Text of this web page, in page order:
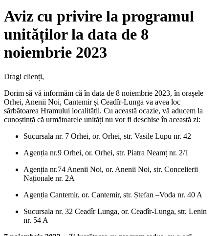
Aviz cu privire la programul
unităților la data de 8
noiembrie 2023
Dragi clienți,
Dorim să vă informăm că în data de 8 noiembrie 2023, în orașele
Orhei, Anenii Noi, Cantemir și Ceadîr-Lunga va avea loc
sărbătoarea Hramului localității. Cu această ocazie, vă aducem la
cunoștință că următoarele unități nu vor fi deschise în această zi:
Sucursala nr. 7 Orhei, or. Orhei, str. Vasile Lupu nr. 42
Agenția nr.9 Orhei, or. Orhei, str. Piatra Neamț nr. 2/1
Agenția nr.74 Anenii Noi, or. Anenii Noi, str. Concelierii
Naționale nr. 2A
Agenția Cantemir, or. Cantemir, str. Ștefan –Voda nr. 40 A
Sucursala nr. 32 Ceadîr Lunga, or. Ceadîr-Lunga, str. Lenin
nr. 54 A